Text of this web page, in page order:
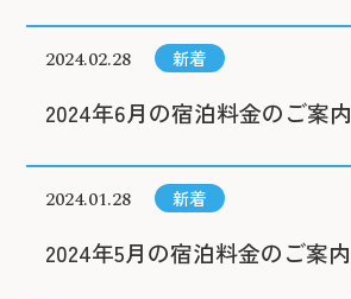
2024.02.28 新着
2024年6月の宿泊料金のご案内
2024.01.28 新着
2024年5月の宿泊料金のご案内